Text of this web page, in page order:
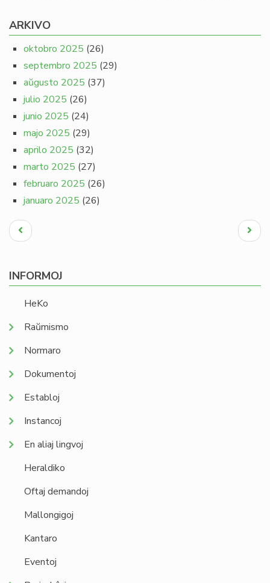
ARKIVO
oktobro 2025 (26)
septembro 2025 (29)
aŭgusto 2025 (37)
julio 2025 (26)
junio 2025 (24)
majo 2025 (29)
aprilo 2025 (32)
marto 2025 (27)
februaro 2025 (26)
januaro 2025 (26)
Pagination
Antaŭa
paĝo
Next
page
INFORMOJ
HeKo
Raŭmismo
Normaro
Dokumentoj
Establoj
Instancoj
En aliaj lingvoj
Heraldiko
Oftaj demandoj
Mallongigoj
Kantaro
Eventoj